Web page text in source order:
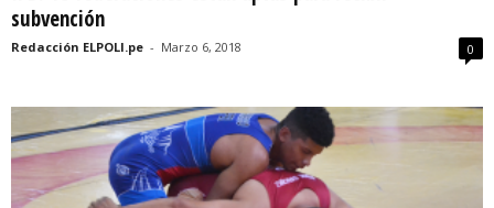
subvención
Redacción ELPOLI.pe - Marzo 6, 2018 0